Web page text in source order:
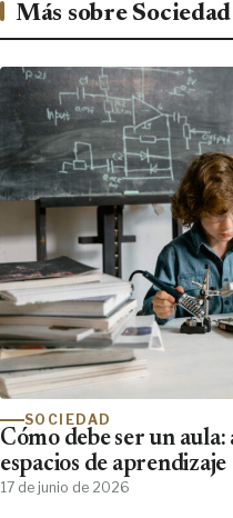
Más sobre Sociedad
SOCIEDAD
Cómo debe ser un
espacios de aprendizaje
17 de junio de 2026